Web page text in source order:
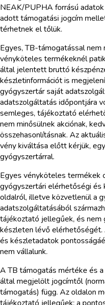
NEAK/PUPHA forrású
adott támogatási jogcím
térhetnek el tőlük.
Egyes, TB-támogatással nem
vényköteles termékeknél
által jelentett bruttó
készletinformációt is
gyógyszertár saját
adatszolgáltatás időpontjára
semleges, tájékoztató
nem minősülnek akciónak,
összehasonlításnak. Az
vény kiváltása előtt kérjük,
gyógyszertárral.
Egyes vényköteles termékek
gyógyszertári elérhetőségi és
oldalról, illetve közvetlenül a
adatszolgáltatásából
tájékoztató jellegűek, és nem
készleten lévő
és készletadatok
nem vállalunk.
A TB támogatás mértéke és
által megjelölt jogcímtől
támogatás) függ. Az oldalon